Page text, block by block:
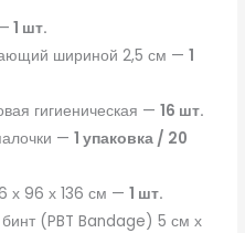
1 шт.
шириной 2,5 см — 1
гигиеническая — 16 шт.
— 1 упаковка / 20
х 96 х 136 см — 1 шт.
(PBT Bandage) 5 см х